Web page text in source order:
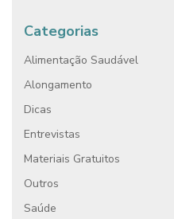
Categorias
Alimentação Saudável
Alongamento
Dicas
Entrevistas
Materiais Gratuitos
Outros
Saúde